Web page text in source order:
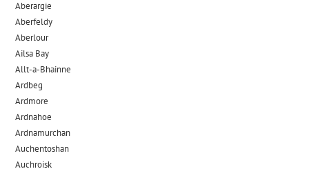
Aberargie
Aberfeldy
Aberlour
Ailsa Bay
Allt-a-Bhainne
Ardbeg
Ardmore
Ardnahoe
Ardnamurchan
Auchentoshan
Auchroisk